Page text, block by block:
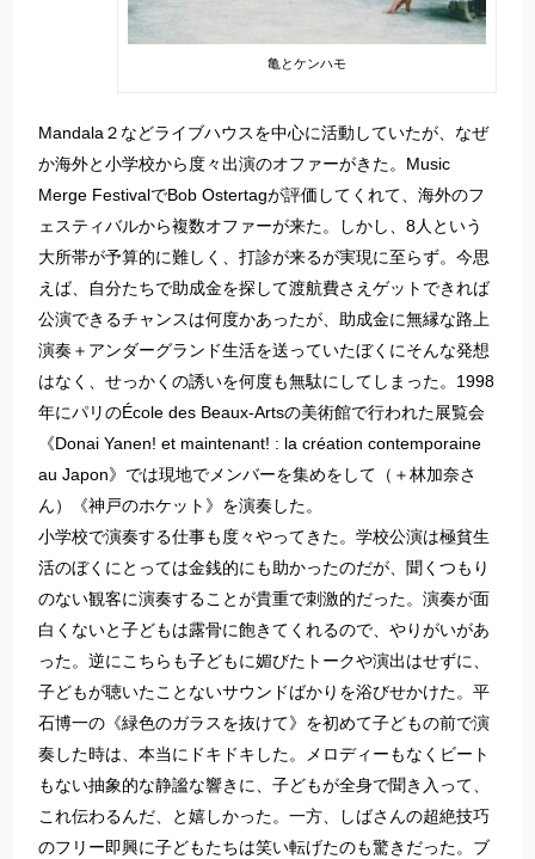
亀とケンハモ
Mandala２などライブハウスを中心に活動していたが、なぜ
か海外と小学校から度々出演のオファーがきた。Music
Merge FestivalでBob Ostertagが評価してくれて、海外のフ
ェスティバルから複数オファーが来た。しかし、8人という
大所帯が予算的に難しく、打診が来るが実現に至らず。今思
えば、自分たちで助成金を探して渡航費さえゲットできれば
公演できるチャンスは何度かあったが、助成金に無縁な路上
演奏＋アンダーグランド生活を送っていたぼくにそんな発想
はなく、せっかくの誘いを何度も無駄にしてしまった。1998
年にパリのÉcole des Beaux-Artsの美術館で行われた展覧会
《Donai Yanen! et maintenant! : la création contemporaine
au Japon》では現地でメンバーを集めをして（＋林加奈さ
ん）《神戸のホケット》を演奏した。
小学校で演奏する仕事も度々やってきた。学校公演は極貧生
活のぼくにとっては金銭的にも助かったのだが、聞くつもり
のない観客に演奏することが貴重で刺激的だった。演奏が面
白くないと子どもは露骨に飽きてくれるので、やりがいがあ
った。逆にこちらも子どもに媚びたトークや演出はせずに、
子どもが聴いたことないサウンドばかりを浴びせかけた。平
石博一の《緑色のガラスを抜けて》を初めて子どもの前で演
奏した時は、本当にドキドキした。メロディーもなくビート
もない抽象的な静謐な響きに、子どもが全身で聞き入って、
これ伝わるんだ、と嬉しかった。一方、しばさんの超絶技巧
のフリー即興に子どもたちは笑い転げたのも驚きだった。ブ